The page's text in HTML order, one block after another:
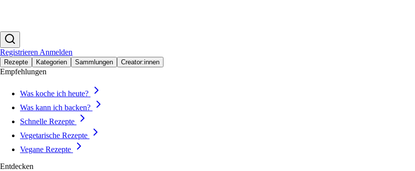
Registrieren Anmelden
Rezepte Kategorien Sammlungen Creator:innen
Empfehlungen
Was koche ich heute?
Was kann ich backen?
Schnelle Rezepte
Vegetarische Rezepte
Vegane Rezepte
Entdecken